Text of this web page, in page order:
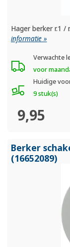
Hager berker r.1
informatie »
Verwachte
voor
Huidige
9 stuk(s)
9,95
Berker
(16652089)